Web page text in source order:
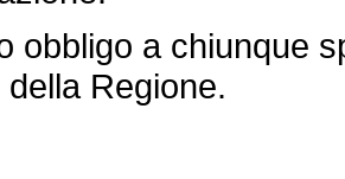
a chiunque
Regione.